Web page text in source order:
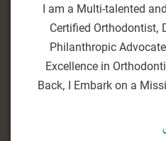
I am a Multi-talented
Certified Orthodontist,
Philanthropic
Excellence in
Back, I Embark on a